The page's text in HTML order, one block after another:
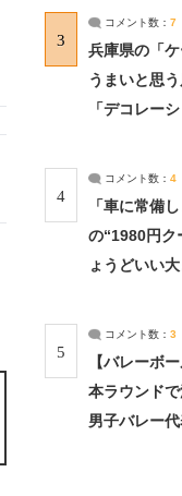
3
コメント数： 7
兵庫県の「
うまいと思
「デコレー
4
コメント数： 4
「車に常備
の“1980円
ょうどいい
5
コメント数： 3
【バレーボ
本ラウンド
男子バレー